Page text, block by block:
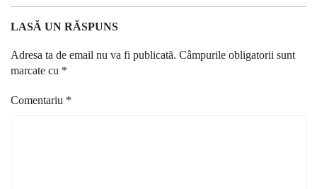
LASĂ UN RĂSPUNS
Adresa ta de email nu va fi publicată. Câmpurile obligatorii sunt
marcate cu *
Comentariu *